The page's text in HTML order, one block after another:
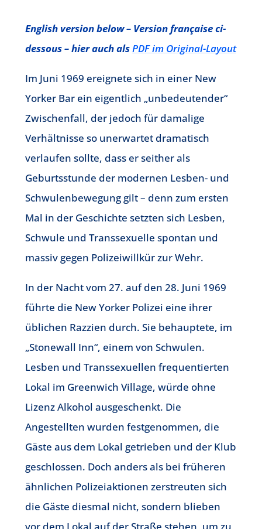
English version below – Version française ci-
dessous – hier auch alsPDF im Original-Layout
Im Juni 1969 ereignete sich in einer New
Yorker Bar ein eigentlich „unbedeutender“
Zwischenfall, der jedoch für damalige
Verhältnisse so unerwartet dramatisch
verlaufen sollte, dass er seither als
Geburtsstunde der modernen Lesben- und
Schwulenbewegung gilt – denn zum ersten
Mal in der Geschichte setzten sich Lesben,
Schwule und Transsexuelle spontan und
massiv gegen Polizeiwillkür zur Wehr.
In der Nacht vom 27. auf den 28. Juni 1969
führte die New Yorker Polizei eine ihrer
üblichen Razzien durch. Sie behauptete, im
„Stonewall Inn“, einem von Schwulen.
Lesben und Transsexuellen frequentierten
Lokal im Greenwich Village, würde ohne
Lizenz Alkohol ausgeschenkt. Die
Angestellten wurden festgenommen, die
Gäste aus dem Lokal getrieben und der Klub
geschlossen. Doch anders als bei früheren
ähnlichen Polizeiaktionen zerstreuten sich
die Gäste diesmal nicht, sondern blieben
vor dem Lokal auf der Straße stehen, um zu